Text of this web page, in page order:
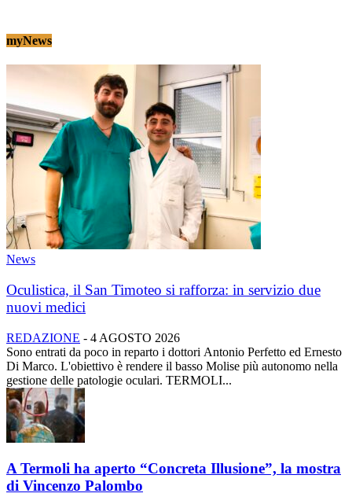
myNews
News
Oculistica, il San Timoteo si rafforza: in servizio due
nuovi medici
REDAZIONE - 4 AGOSTO 2026
Sono entrati da poco in reparto i dottori Antonio Perfetto ed Ernesto
Di Marco. L'obiettivo è rendere il basso Molise più autonomo nella
gestione delle patologie oculari. TERMOLI...
A Termoli ha aperto “Concreta Illusione”, la mostra
di Vincenzo Palombo